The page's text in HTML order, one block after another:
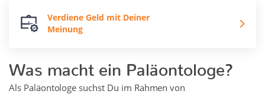
Verdiene Geld mit Deiner
Meinung
Was macht ein Paläontologe?
Als Paläontologe suchst Du im Rahmen von